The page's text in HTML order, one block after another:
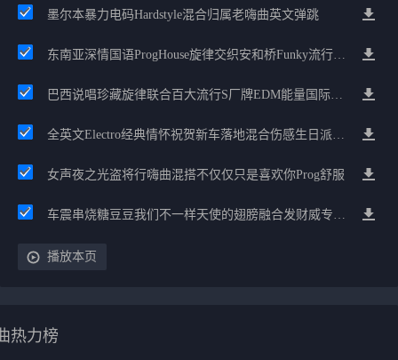
墨尔本暴力电码Hardstyle混合归属老嗨曲英文弹跳
东南亚深情国语ProgHouse旋律交织安和桥Funky流行情怀串烧
巴西说唱珍藏旋律联合百大流行S厂牌EDM能量国际电音串烧
全英文Electro经典情怀祝贺新车落地混合伤感生日派对中文Club串烧
女声夜之光盗将行嗨曲混搭不仅仅只是喜欢你Prog舒服
车震串烧糖豆豆我们不一样天使的翅膀融合发财威专属金边太空仓节奏
播放本页
热力榜